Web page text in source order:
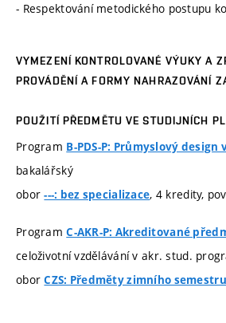
- Respektování metodického postupu
VYMEZENÍ KONTROLOVANÉ VÝUKY A
PROVÁDĚNÍ A FORMY NAHRAZOVÁNÍ
POUŽITÍ PŘEDMĚTU VE STUDIJNÍCH
Program B-PDS-P: Průmyslový
bakalářský
obor---: bez specializace, 4 kredity,
ProgramC-AKR-P: Akreditované
celoživotní vzdělávání v akr. stud.
oborCZS: Předměty zimního semestru